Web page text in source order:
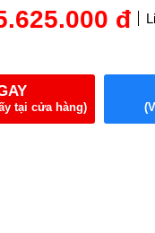
đ
tại cửa hàng)